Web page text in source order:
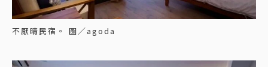
不厭晴民宿。 圖／agoda